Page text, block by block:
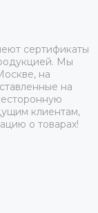
сертификаты
Мы
на
на
клиентам,
о товарах!